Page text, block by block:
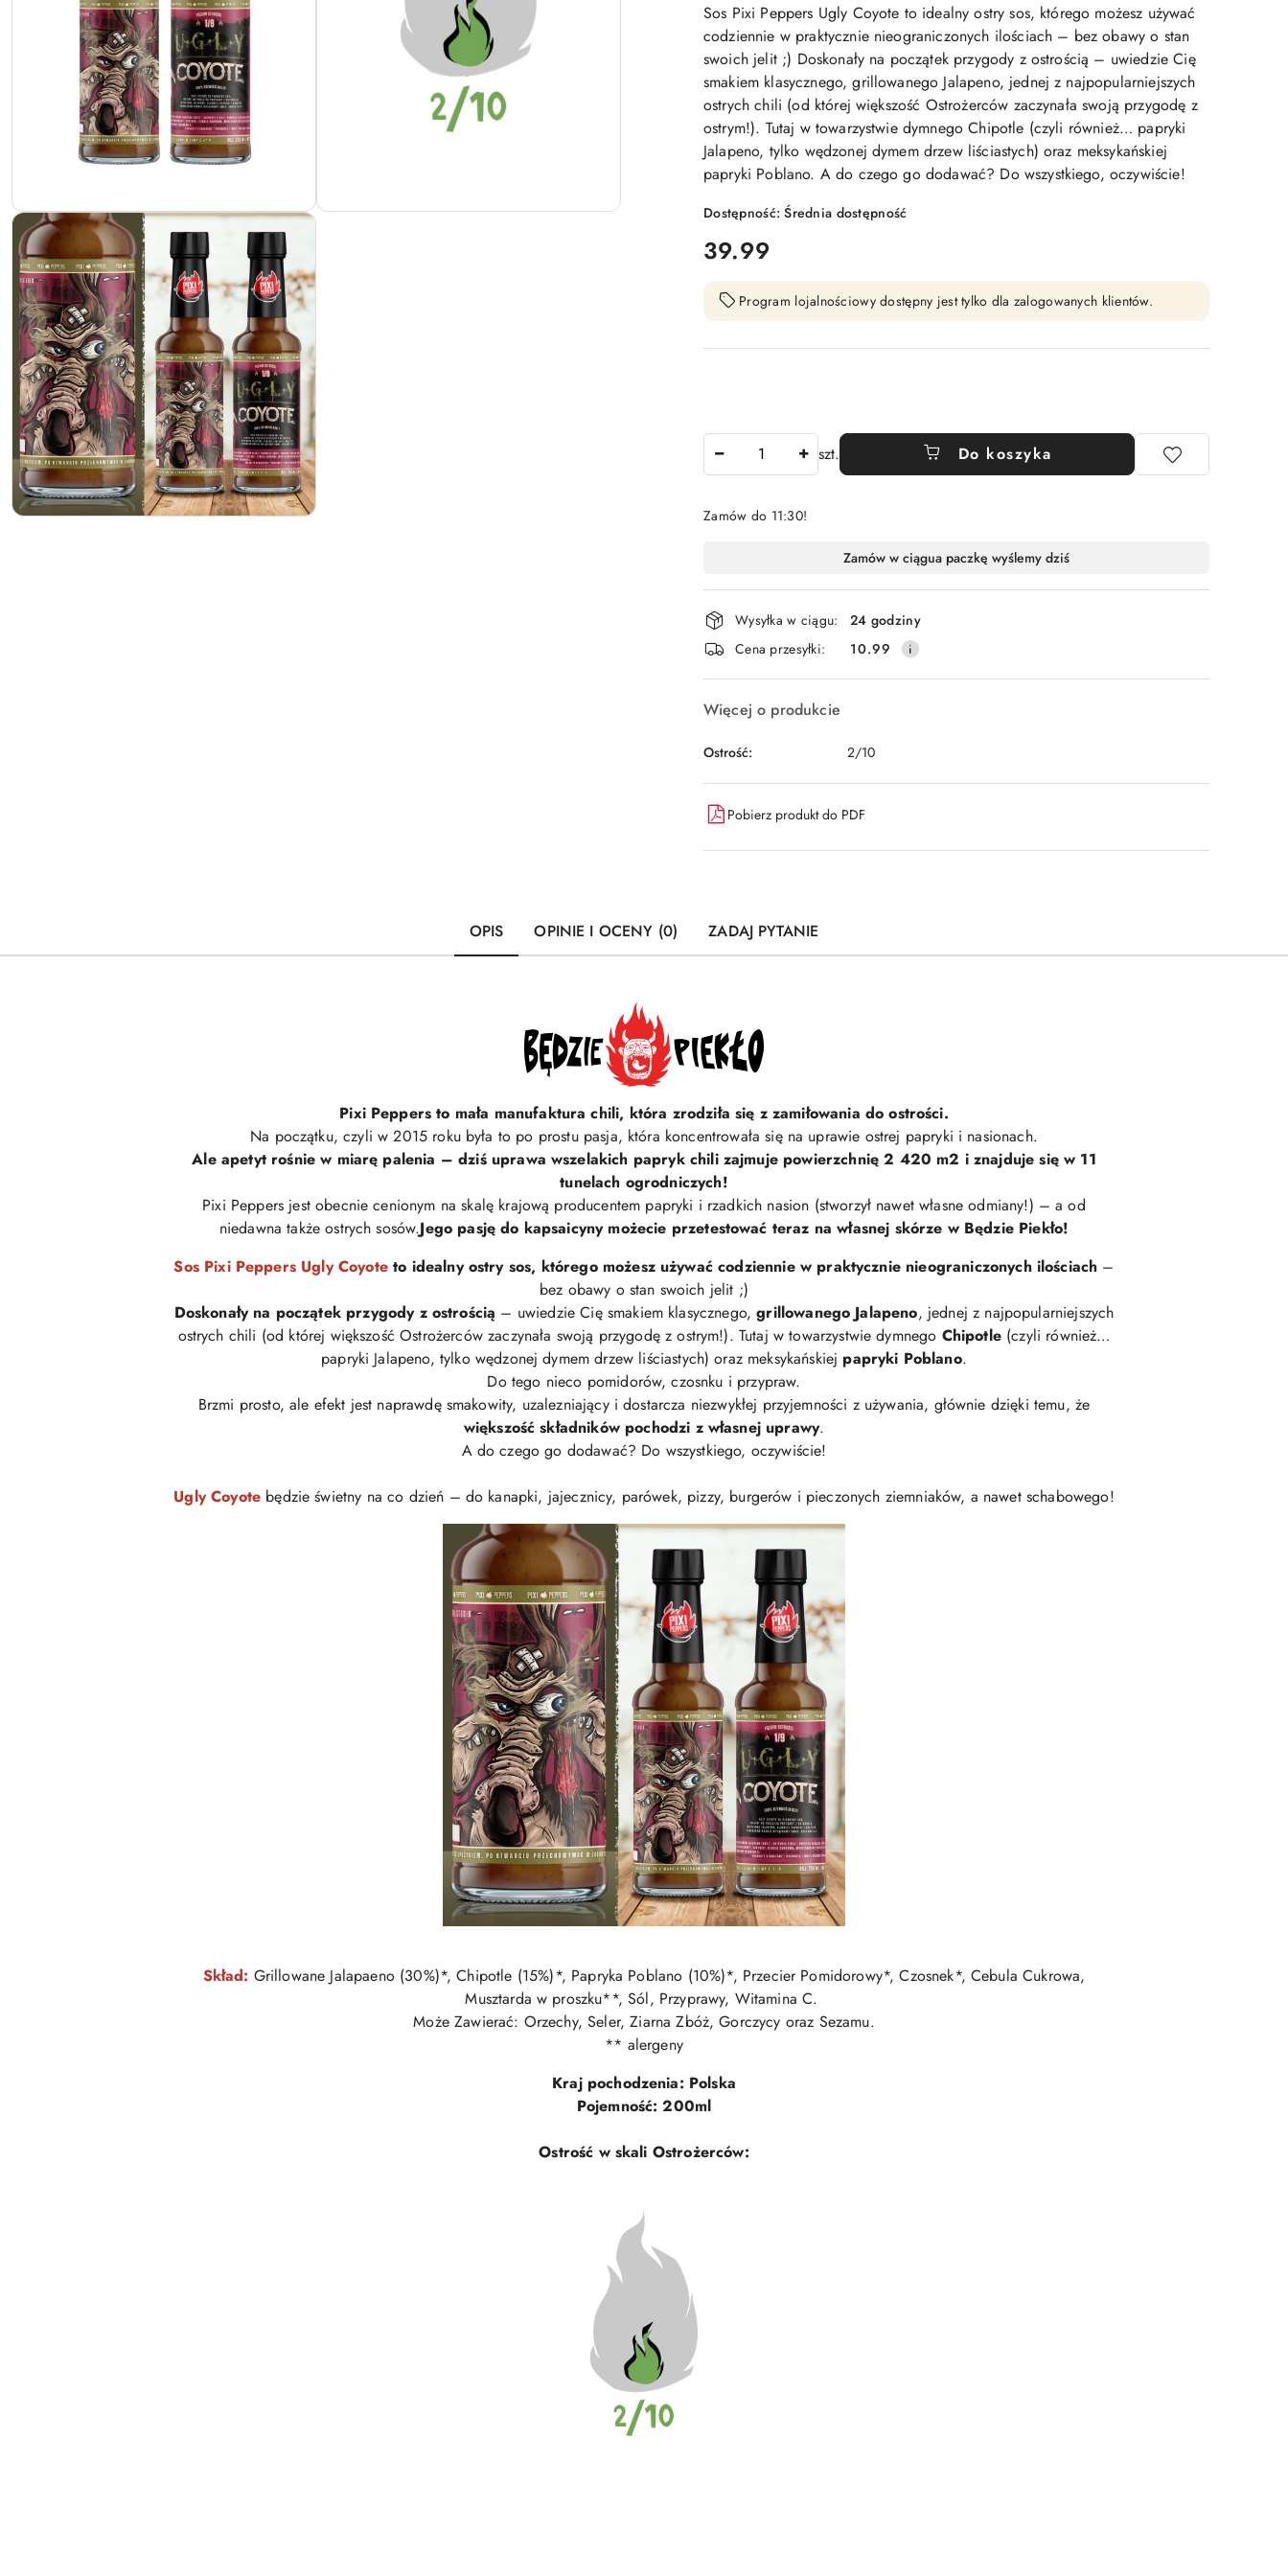
Sos Pixi Peppers Ugly Coyote to idealny ostry sos, którego możesz używać
codziennie w praktycznie nieograniczonych ilościach – bez obawy o stan
swoich jelit ;) Doskonały na początek przygody z ostrością – uwiedzie Cię
smakiem klasycznego, grillowanego Jalapeno, jednej z najpopularniejszych
ostrych chili (od której większość Ostrożerców zaczynała swoją przygodę z
ostrym!). Tutaj w towarzystwie dymnego Chipotle (czyli również… papryki
Jalapeno, tylko wędzonej dymem drzew liściastych) oraz meksykańskiej
papryki Poblano. A do czego go dodawać? Do wszystkiego, oczywiście!
Dostępność:Średnia dostępność
cena:
39.99
Program lojalnościowy dostępny jest tylko dla zalogowanych klientów.
szt. Do koszyka
Zamów do 11:30!
i
dostawa
Zamów w ciągua paczkę wyślemy dziś
Wysyłka w ciągu:
24 godziny
Cena przesyłki:
10.99
Więcej o produkcie
Ostrość: 2/10
Pobierz produkt do PDF
OPIS OPINIE I OCENY (0) ZADAJ PYTANIE
Pixi Peppers to mała manufaktura chili, która zrodziła się z zamiłowania do ostrości.
Na początku, czyli w 2015 roku była to po prostu pasja, która koncentrowała się na uprawie ostrej papryki i nasionach.
Ale apetyt rośnie w miarę palenia – dziś uprawa wszelakich papryk chili zajmuje powierzchnię 2 420 m2 i znajduje się w 11
tunelach ogrodniczych!
Pixi Peppers jest obecnie cenionym na skalę krajową producentem papryki i rzadkich nasion (stworzył nawet własne odmiany!) – a od
niedawna także ostrych sosów.Jego pasję do kapsaicyny możecie przetestować teraz na własnej skórze w Będzie Piekło!
Sos Pixi Peppers Ugly Coyote to idealny ostry sos, którego możesz używać codziennie w praktycznie nieograniczonych ilościach –
bez obawy o stan swoich jelit ;)
Doskonały na początek przygody z ostrością – uwiedzie Cię smakiem klasycznego,grillowanego Jalapeno, jednej z najpopularniejszych
ostrych chili (od której większość Ostrożerców zaczynała swoją przygodę z ostrym!). Tutaj w towarzystwie dymnego Chipotle(czyli również…
papryki Jalapeno, tylko wędzonej dymem drzew liściastych) oraz meksykańskiej papryki Poblano.
Do tego nieco pomidorów, czosnku i przypraw.
Brzmi prosto, ale efekt jest naprawdę smakowity, uzalezniający i dostarcza niezwykłej przyjemności z używania, głównie dzięki temu, że
większość składników pochodzi z własnej uprawy.
A do czego go dodawać? Do wszystkiego, oczywiście!
Ugly Coyote będzie świetny na co dzień – do kanapki, jajecznicy, parówek, pizzy, burgerów i pieczonych ziemniaków, a nawet schabowego!
Skład: Grillowane Jalapaeno (30%)*, Chipotle (15%)*, Papryka Poblano (10%)*, Przecier Pomidorowy*, Czosnek*, Cebula Cukrowa,
Musztarda w proszku**, Sól, Przyprawy, Witamina C.
Może Zawierać: Orzechy, Seler, Ziarna Zbóż, Gorczycy oraz Sezamu.
** alergeny
Kraj pochodzenia: Polska
Pojemność: 200ml
Ostrość w skali Ostrożerców: